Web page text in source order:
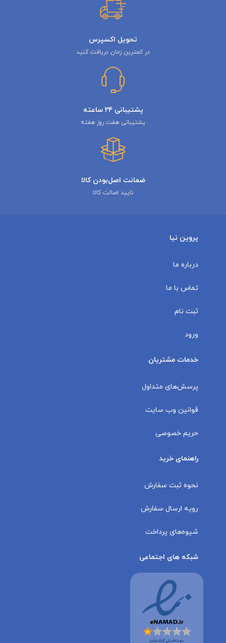
تحویل اکسپرس
در کمترین زمان دریافت کنید
پشتیبانی ۲۴ ساعته
پشتیبانی هفت روز هفته
ضمانت اصل‌بودن کالا
تایید اصالت کالا
پروین نیا
درباره ما
تماس با ما
ثبت نام
ورود
خدمات مشتریان
پرسش‌های متداول
قوانین وب سایت
حریم خصوصی
راهنمای خرید
نحوه ثبت سفارش
رویه ارسال سفارش
شیوه‌های پرداخت
شبکه های اجتماعی